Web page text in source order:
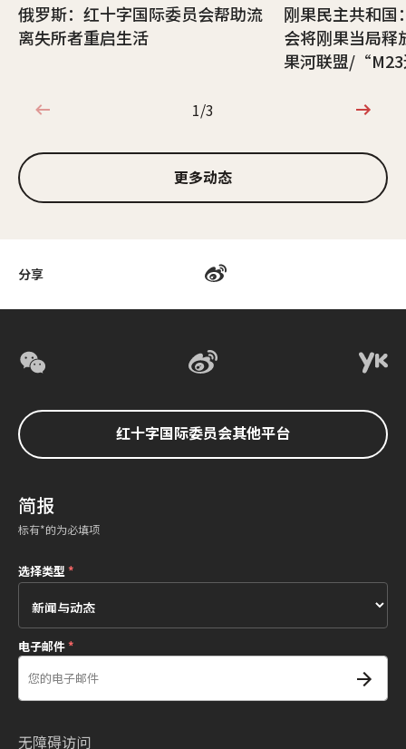
分享
俄罗斯：红十字国际委员会帮助流
离失所者重启生活
刚果民主共和国
会将刚果当局释
果河联盟/
1/3
1/3
更多动态
红十字国际委员会其他平台
简报
标有*的为必填项
选择类型 *
电子邮件*
无障碍访问